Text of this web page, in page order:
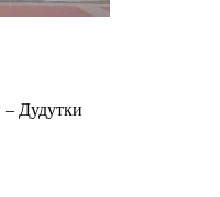
Дудутки